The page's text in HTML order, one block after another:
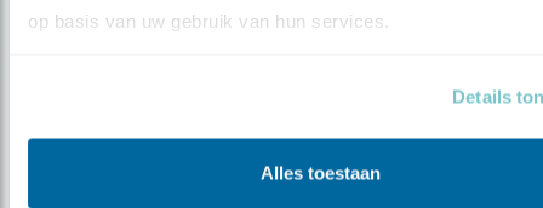
op basis van uw gebruik van hun services.
Details
Alles toestaan
Door Kees de Pater